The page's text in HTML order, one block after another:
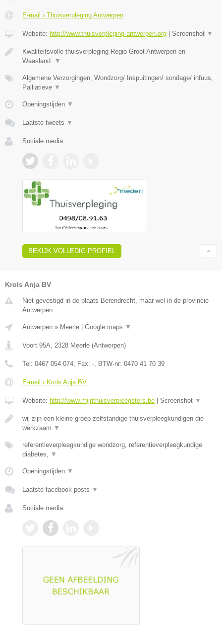
E-mail › Thuisverpleging Antwerpen
Website: http://www.thuisverpleging-antwerpen.org Screenshot ▼
Kwaliteitsvolle thuisverpleging Regio Groot Antwerpen en
Waasland.
▼
Algemene Verzorgingen, Wondzorg/ Inspuitingen/ sondage/ infuus,
Palliatieve ▼
Openingstijden ▼
Laatste tweets ▼
Sociale media:
BEKIJK VOLLEDIG PROFIEL
Krols Anja BV
Niet gevestigd in de plaats Berendrecht, maar wel in de provincie
Antwerpen.
Antwerpen » Meerle Google maps ▼
Voort 95A, 2328 Meerle (Antwerpen)
Tel: 0467 054 074, Fax: -, BTW-nr: 0470 41 70 39
E-mail › Krols Anja BV
Website: http://www.mijnthuisverpleegsters.be Screenshot ▼
wij zijn een kleine groep zelfstandige thuisverpleegkundigen die
werkzaam ▼
referentieverpleegkundige wondzorg, referentieverpleegkundige
diabetes, ▼
Openingstijden ▼
Laatste facebook posts ▼
Sociale media: